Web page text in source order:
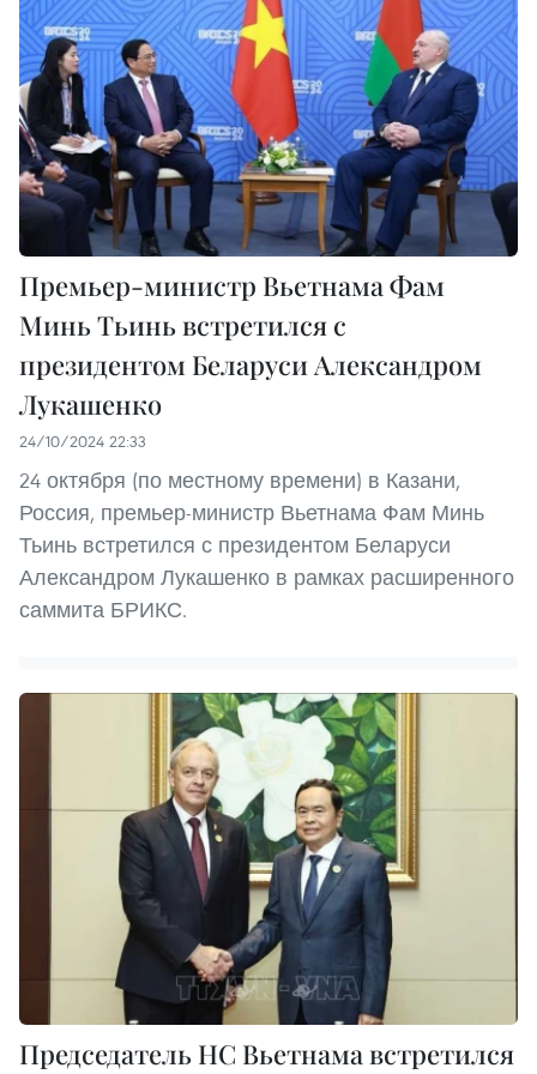
Премьер-министр Вьетнама Фам
Минь Тьинь встретился с
президентом Беларуси Александром
Лукашенко
24/10/2024 22:33
24 октября (по местному времени) в Казани,
Россия, премьер-министр Вьетнама Фам Минь
Тьинь встретился с президентом Беларуси
Александром Лукашенко в рамках расширенного
саммита БРИКС.
Председатель НС Вьетнама встретился